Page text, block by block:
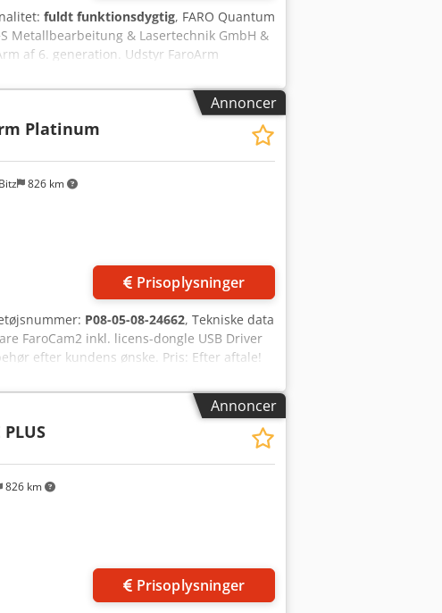
fuldt funktionsdygtig, FARO Quantum
Metallbearbeitung & Lasertechnik GmbH &
af 6. generation. Udstyr FaroArm
Kalibreringssæt Monteringsplade iProbes
Cjdpfx Aisw R Tk Nj Ioha 1
iProbe-adapter (M4 gevind) Software:
5. år (vedligehold, kalibrering &
eller spørgsmål ser vi frem til at høre fra
Annoncer
826 km
Platinum
Prisoplysninger
P08-05-08-24662, Tekniske data
FaroCam2 inkl. licens-dongle USB Driver
efter kundens ønske. Pris: Efter aftale!
gerne et detaljeret tilbud til dig!
(Ændringer og fejl i de tekniske data,
Annoncer
826 km
PLUS
Prisoplysninger